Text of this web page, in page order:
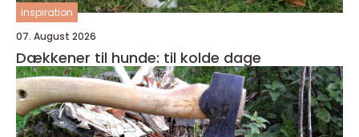
inspiration
07. August 2026
Dækkener til hunde: til kolde dage